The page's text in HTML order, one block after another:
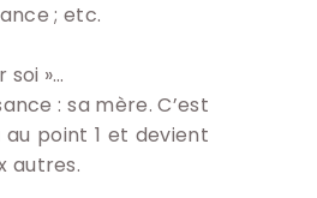
; etc.
»…
: sa mère. C’est
point 1 et devient
autres.